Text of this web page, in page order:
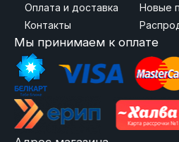
Оплата и доставка
Контакты
Новые
Мы принимаем к оплате